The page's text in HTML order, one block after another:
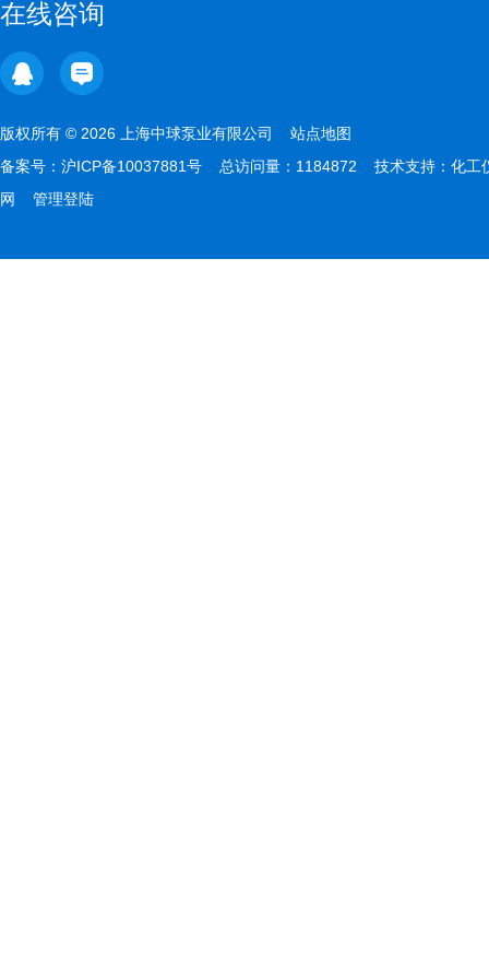
在线咨询
版权所有 © 2026 上海中球泵业有限公司 站点地图
备案号： 沪ICP备10037881号 总访问量：1184872 技术支持： 化工
网
管理登陆